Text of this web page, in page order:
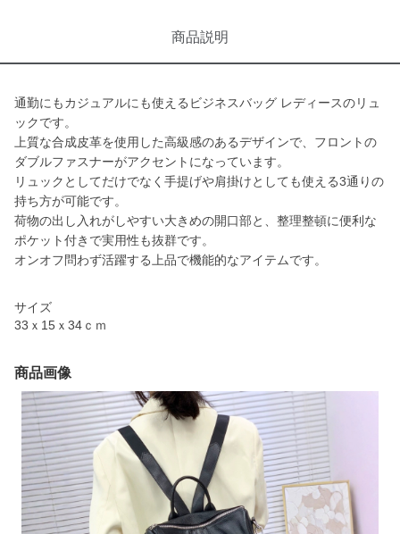
商品説明
通勤にもカジュアルにも使えるビジネスバッグ レディースのリュ
ックです。
上質な合成皮革を使用した高級感のあるデザインで、フロントの
ダブルファスナーがアクセントになっています。
リュックとしてだけでなく手提げや肩掛けとしても使える3通りの
持ち方が可能です。
荷物の出し入れがしやすい大きめの開口部と、整理整頓に便利な
ポケット付きで実用性も抜群です。
オンオフ問わず活躍する上品で機能的なアイテムです。
サイズ
33ｘ15ｘ34ｃｍ
商品画像